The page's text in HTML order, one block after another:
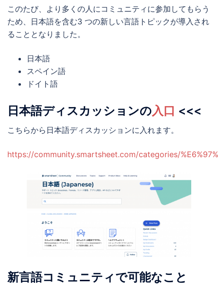
このたび、より多くの人にコミュニティに参加してもらう
ため、日本語を含む3 つの新しい言語トピックが導入され
ることとなりました。
日本語
スペイン語
ドイト語
日本語ディスカッションの入口 <<<
こちらから日本語ディスカッションに入れます。
https://community.smartsheet.com/categories/
新言語コミュニティで可能なこと